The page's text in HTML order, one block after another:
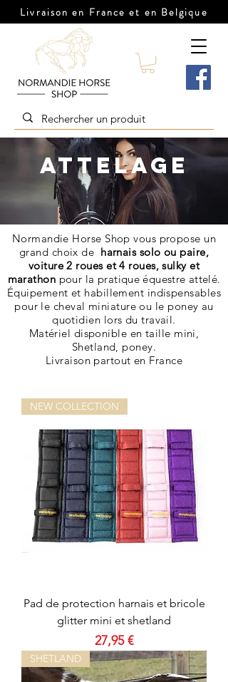
Livraison en France et en Belgique
ATTELAGE
Normandie Horse Shop vous propose un
grand choix de harnais solo ou paire,
voiture 2 roues et 4 roues, sulky et
marathon pour la pratique équestre attelé.
Équipement et habillement indispensables
pour le cheval miniature ou le poney au
quotidien lors du travail.
Matériel disponible en taille mini,
Shetland, poney.
Livraison partout en France
NEW COLLECTION
Pad de protection harnais et bricole
glitter mini et shetland
Prix
27,95 €
SHETLAND